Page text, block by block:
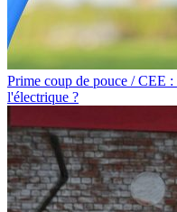
Prime coup de pouce / CEE
l'électrique ?